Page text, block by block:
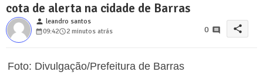
cota de alerta na cidade de Barras
person leandro santos
09:42
2 minutos atrás 0 share
Foto: Divulgação/Prefeitura de Barras